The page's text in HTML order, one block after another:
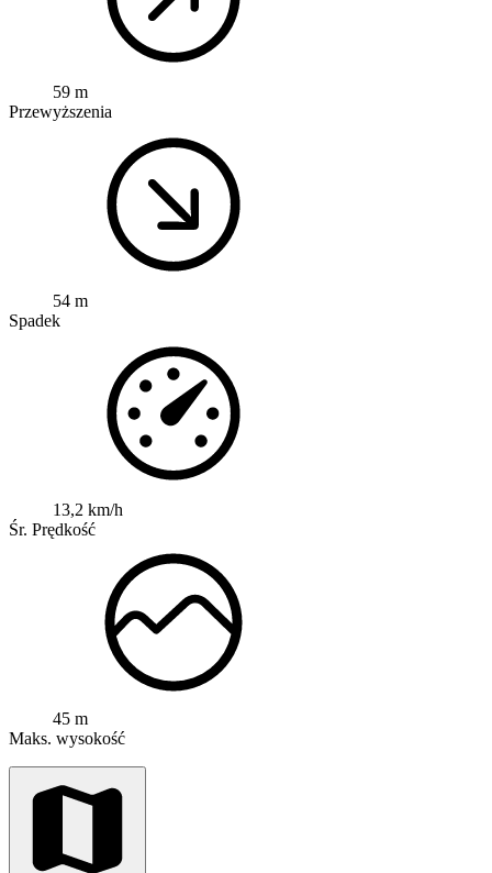
59 m
Przewyższenia
54 m
Spadek
13,2 km/h
Śr. Prędkość
45 m
Maks. wysokość